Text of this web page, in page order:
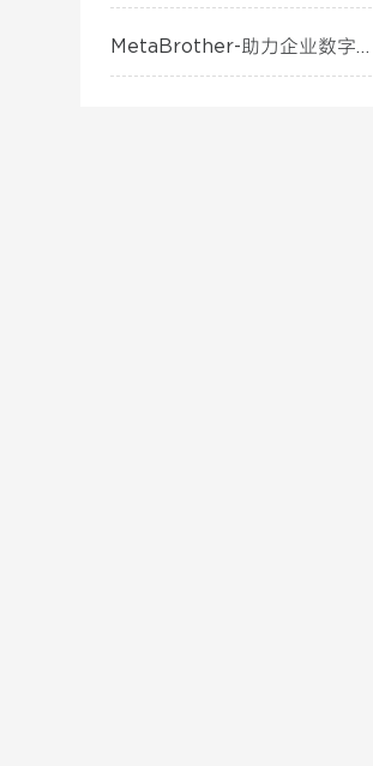
MetaBrother-助力企业数字化转型